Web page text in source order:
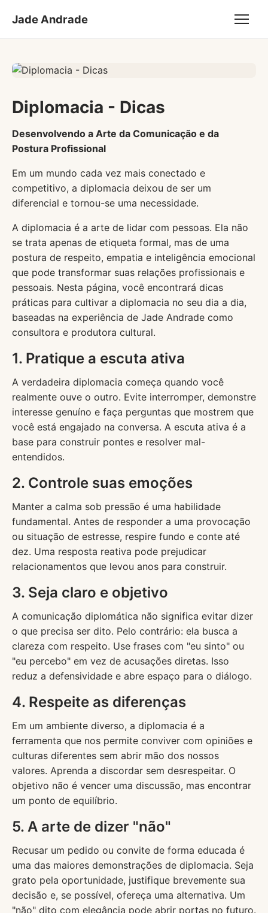
Jade Andrade
Diplomacia - Dicas
Desenvolvendo a Arte da Comunicação e da
Postura Profissional
Em um mundo cada vez mais conectado e
competitivo, a diplomacia deixou de ser um
diferencial e tornou-se uma necessidade.
A diplomacia é a arte de lidar com pessoas. Ela não
se trata apenas de etiqueta formal, mas de uma
postura de respeito, empatia e inteligência emocional
que pode transformar suas relações profissionais e
pessoais. Nesta página, você encontrará dicas
práticas para cultivar a diplomacia no seu dia a dia,
baseadas na experiência de Jade Andrade como
consultora e produtora cultural.
1. Pratique a escuta ativa
A verdadeira diplomacia começa quando você
realmente ouve o outro. Evite interromper, demonstre
interesse genuíno e faça perguntas que mostrem que
você está engajado na conversa. A escuta ativa é a
base para construir pontes e resolver mal-
entendidos.
2. Controle suas emoções
Manter a calma sob pressão é uma habilidade
fundamental. Antes de responder a uma provocação
ou situação de estresse, respire fundo e conte até
dez. Uma resposta reativa pode prejudicar
relacionamentos que levou anos para construir.
3. Seja claro e objetivo
A comunicação diplomática não significa evitar dizer
o que precisa ser dito. Pelo contrário: ela busca a
clareza com respeito. Use frases com "eu sinto" ou
"eu percebo" em vez de acusações diretas. Isso
reduz a defensividade e abre espaço para o diálogo.
4. Respeite as diferenças
Em um ambiente diverso, a diplomacia é a
ferramenta que nos permite conviver com opiniões e
culturas diferentes sem abrir mão dos nossos
valores. Aprenda a discordar sem desrespeitar. O
objetivo não é vencer uma discussão, mas encontrar
um ponto de equilíbrio.
5. A arte de dizer "não"
Recusar um pedido ou convite de forma educada é
uma das maiores demonstrações de diplomacia. Seja
grato pela oportunidade, justifique brevemente sua
decisão e, se possível, ofereça uma alternativa. Um
"não" dito com elegância pode abrir portas no futuro.